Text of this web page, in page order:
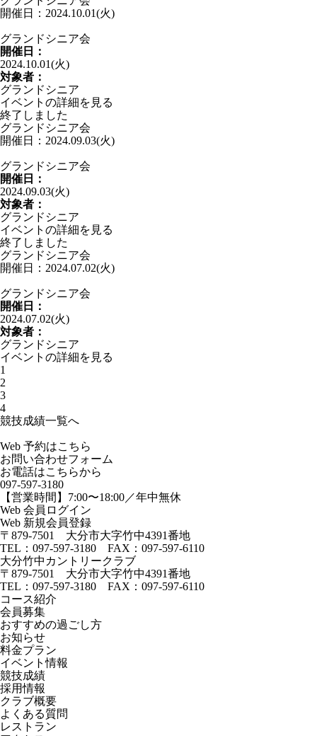
開催日：2024.10.01(火)
グランドシニア会
開催日：
2024.10.01(火)
対象者：
グランドシニア
イベントの詳細を見る
終了しました
グランドシニア会
開催日：2024.09.03(火)
グランドシニア会
開催日：
2024.09.03(火)
対象者：
グランドシニア
イベントの詳細を見る
終了しました
グランドシニア会
開催日：2024.07.02(火)
グランドシニア会
開催日：
2024.07.02(火)
対象者：
グランドシニア
イベントの詳細を見る
1
2
3
4
競技成績一覧へ
Web 予約はこちら
お問い合わせフォーム
お電話はこちらから
097-597-3180
【営業時間】7:00〜18:00／年中無休
Web 会員ログイン
Web 新規会員登録
〒879-7501 大分市大字竹中4391番地
TEL：097-597-3180 FAX：097-597-6110
大分竹中カントリークラブ
〒879-7501 大分市大字竹中4391番地
TEL：097-597-3180 FAX：097-597-6110
コース紹介
会員募集
おすすめの過ごし方
お知らせ
料金プラン
イベント情報
競技成績
採用情報
クラブ概要
よくある質問
レストラン